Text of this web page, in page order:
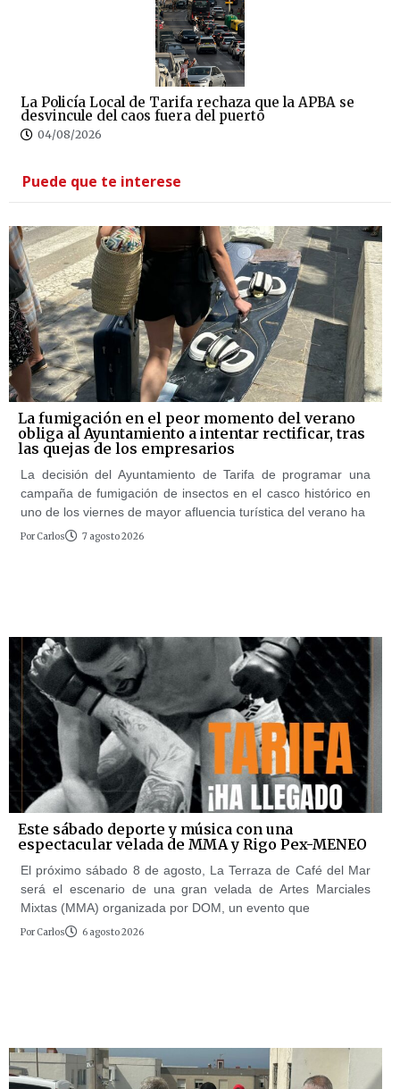
La Policía Local de Tarifa rechaza que la APBA se
desvincule del caos fuera del puerto
04/08/2026
Puede que te interese
La fumigación en el peor momento del verano
obliga al Ayuntamiento a intentar rectificar, tras
las quejas de los empresarios
La decisión del Ayuntamiento de Tarifa de programar una
campaña de fumigación de insectos en el casco histórico en
uno de los viernes de mayor afluencia turística del verano ha
Por Carlos 7 agosto 2026
Este sábado deporte y música con una
espectacular velada de MMA y Rigo Pex-MENEO
El próximo sábado 8 de agosto, La Terraza de Café del Mar
será el escenario de una gran velada de Artes Marciales
Mixtas (MMA) organizada por DOM, un evento que
Por Carlos 6 agosto 2026